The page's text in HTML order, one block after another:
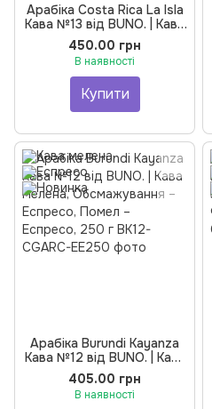
Арабіка Costa Rica La Isla
Кава №13 від BUNO. | Кава
мелена, Обсмажування –
Фільтр, Помел – Еспресо,
250 г
450.00 грн
В наявності
Купити
Арабіка Burundi Kayanza
Кава №12 від BUNO. | Кава
мелена, Обсмажування –
Еспресо, Помел – Еспресо,
250 г
405.00 грн
В наявності